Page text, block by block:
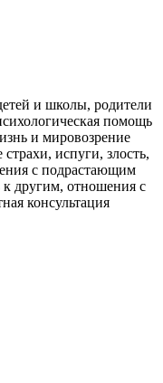
и школы, родители
помощь
и мировозрение
испуги, злость,
с подрастающим
к другим, отношения с
консультация